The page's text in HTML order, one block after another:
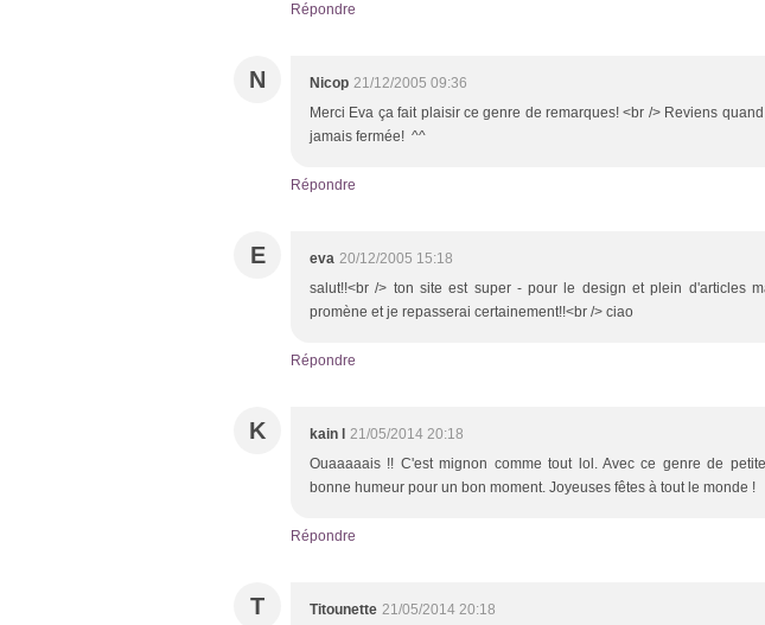
Répondre
N Nicop 21/12/2005 09:36
Merci Eva ça fait plaisir ce genre de remarques! <br /> Reviens
jamais fermée! ^^
Répondre
E eva 20/12/2005 15:18
salut!!<br /> ton site est super - pour le design et plein d'articles
promène et je repasserai certainement!!<br /> ciao
Répondre
K kain l
21/05/2014 20:18
Ouaaaaais !! C'est mignon comme tout lol. Avec ce genre de
bonne humeur pour un bon moment. Joyeuses fêtes à tout le monde !
Répondre
T Titounette 21/05/2014 20:18